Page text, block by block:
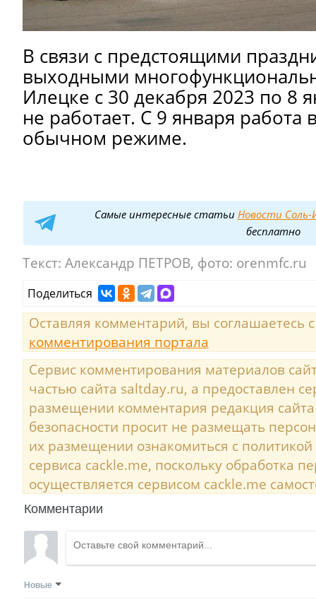
В связи с предстоящими
выходными
Илецке с 30 декабря 2023 по 8
не работает. С 9 января работа
обычном режиме.
Самые интересные статьи Новости Соль-
бесплатно
Текст: Александр ПЕТРОВ, фото: orenmfc.ru
Поделиться
Оставляя комментарий, вы соглашаетесь
комментирования портала
Сервис комментирования материалов
частью сайта saltday.ru, а предоставлен
размещении комментария редакция
безопасности просит не размещать
их размещении ознакомиться с
сервиса cackle.me, поскольку обработка
осуществляется сервисом cackle.me
Комментарии
Новые